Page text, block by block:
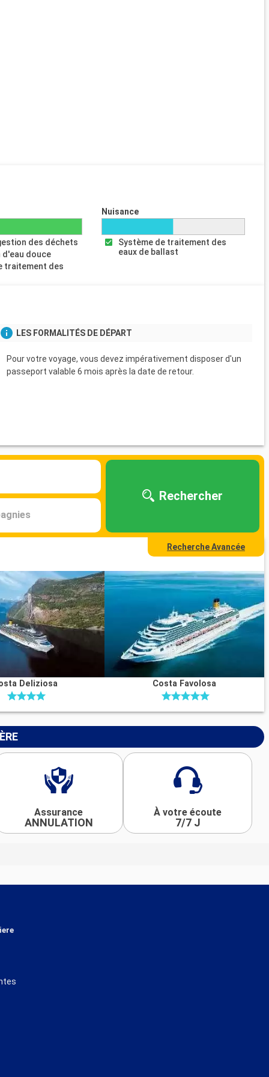
des déchets
douce
traitement des
Nuisance
Système de traitement des
eaux de ballast
LES FORMALITÉS DE DÉPART
Pour votre voyage, vous devez impérativement disposer d'un
passeport valable 6 mois après la date de retour.
Rechercher
Recherche Avancée
Deliziosa Costa Favolosa
Assurance
ANNULATION
À votre écoute
7/7 J